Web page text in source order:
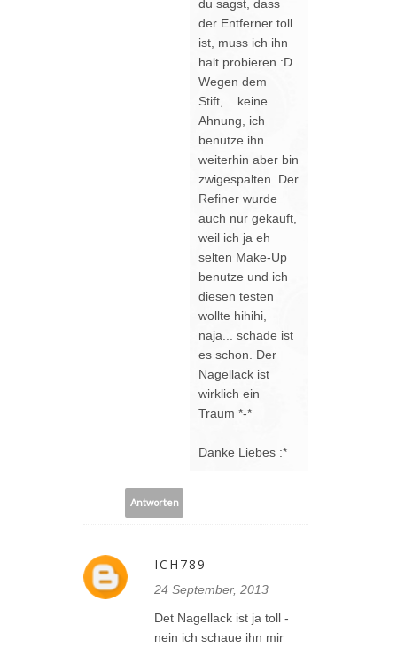
du sagst, dass
der Entferner toll
ist, muss ich ihn
halt probieren :D
Wegen dem
Stift,... keine
Ahnung, ich
benutze ihn
weiterhin aber bin
zwigespalten. Der
Refiner wurde
auch nur gekauft,
weil ich ja eh
selten Make-Up
benutze und ich
diesen testen
wollte hihihi,
naja... schade ist
es schon. Der
Nagellack ist
wirklich ein
Traum *-*
Danke Liebes :*
Antworten
ICH789
24 September, 2013
Det Nagellack ist ja toll -
nein ich schaue ihn mir